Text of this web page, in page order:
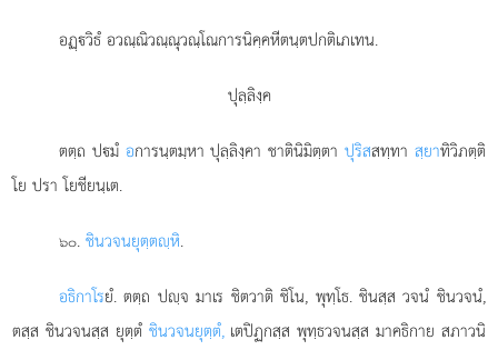
อฏฺวิธํ อวณฺณิวณฺณุวณฺโณการนิคฺคหีตนฺตปกติเภเทน.
ปุลฺลิงฺค
ตตฺถ ปมํ อการนฺตมฺหา ปุลฺลิงฺคา ชาตินิมิตฺตาปุริสสทฺทา สฺยาทิวิภตฺติ
โย ปรา โยชียนฺเต.
๖๐.ชินวจนยุตฺตฺหิ.
อธิกาโรยํ. ตตฺถ ปฺจ มาเร ชิตวาติ ชิโน, พุทฺโธ. ชินสฺส วจนํ ชินวจนํ,
ตสฺส ชินวจนสฺส ยุตฺตํ ชินวจนยุตฺตํ,เตปิฏกสฺส พุทฺธวจนสฺส มาคธิกาย สภาวนิ